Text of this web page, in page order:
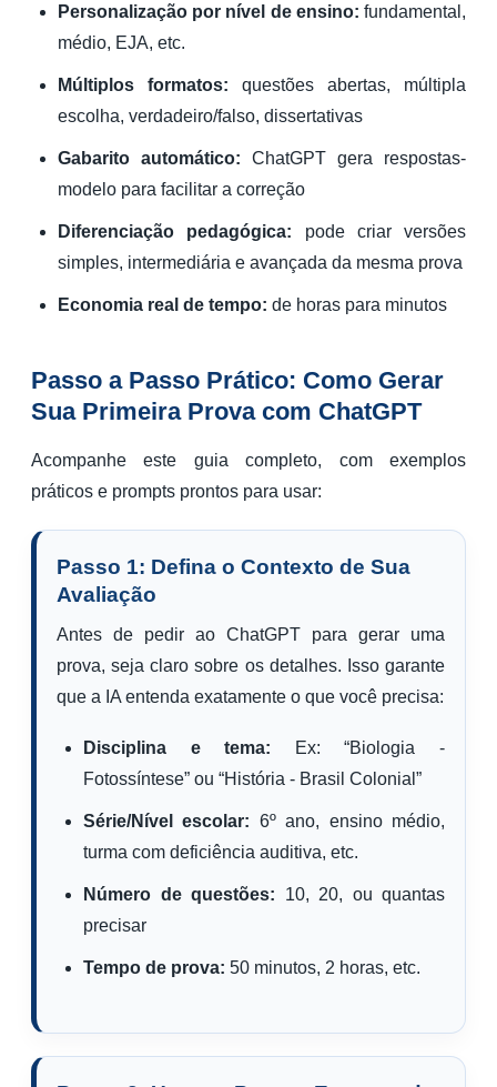
Personalização por nível de ensino: fundamental,
médio, EJA, etc.
Múltiplos formatos: questões abertas, múltipla
escolha, verdadeiro/falso, dissertativas
Gabarito automático: ChatGPT gera respostas-
modelo para facilitar a correção
Diferenciação pedagógica: pode criar versões
simples, intermediária e avançada da mesma prova
Economia real de tempo: de horas para minutos
Passo a Passo Prático: Como Gerar
Sua Primeira Prova com ChatGPT
Acompanhe este guia completo, com exemplos
práticos e prompts prontos para usar:
Passo 1: Defina o Contexto de Sua
Avaliação
Antes de pedir ao ChatGPT para gerar uma
prova, seja claro sobre os detalhes. Isso garante
que a IA entenda exatamente o que você precisa:
Disciplina e tema: Ex: “Biologia -
Fotossíntese” ou “História - Brasil Colonial”
Série/Nível escolar: 6º ano, ensino médio,
turma com deficiência auditiva, etc.
Número de questões: 10, 20, ou quantas
precisar
Tempo de prova: 50 minutos, 2 horas, etc.